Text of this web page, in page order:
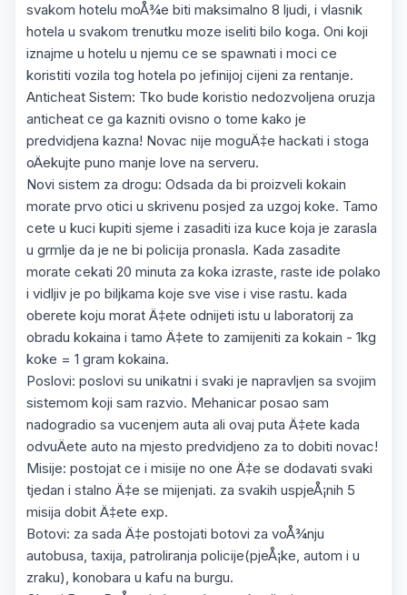
svakom hotelu moÅ¾e biti maksimalno 8 ljudi, i vlasnik
hotela u svakom trenutku moze iseliti bilo koga. Oni koji
iznajme u hotelu u njemu ce se spawnati i moci ce
koristiti vozila tog hotela po jefinijoj cijeni za rentanje.
Anticheat Sistem: Tko bude koristio nedozvoljena oruzja
anticheat ce ga kazniti ovisno o tome kako je
predvidjena kazna! Novac nije moguÄ‡e hackati i stoga
oÄekujte puno manje love na serveru.
Novi sistem za drogu: Odsada da bi proizveli kokain
morate prvo otici u skrivenu posjed za uzgoj koke. Tamo
cete u kuci kupiti sjeme i zasaditi iza kuce koja je zarasla
u grmlje da je ne bi policija pronasla. Kada zasadite
morate cekati 20 minuta za koka izraste, raste ide polako
i vidljiv je po biljkama koje sve vise i vise rastu. kada
oberete koju morat Ä‡ete odnijeti istu u laboratorij za
obradu kokaina i tamo Ä‡ete to zamijeniti za kokain - 1kg
koke = 1 gram kokaina.
Poslovi: poslovi su unikatni i svaki je napravljen sa svojim
sistemom koji sam razvio. Mehanicar posao sam
nadogradio sa vucenjem auta ali ovaj puta Ä‡ete kada
odvuÄete auto na mjesto predvidjeno za to dobiti novac!
Misije: postojat ce i misije no one Ä‡e se dodavati svaki
tjedan i stalno Ä‡e se mijenjati. za svakih uspjeÅ¡nih 5
misija dobit Ä‡ete exp.
Botovi: za sada Ä‡e postojati botovi za voÅ¾nju
autobusa, taxija, patroliranja policije(pjeÅ¡ke, autom i u
zraku), konobara u kafu na burgu.